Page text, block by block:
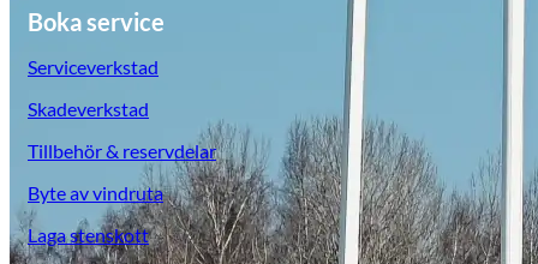
Boka service
Serviceverkstad
Skadeverkstad
Tillbehör & reservdelar
Byte av vindruta
Laga stenskott